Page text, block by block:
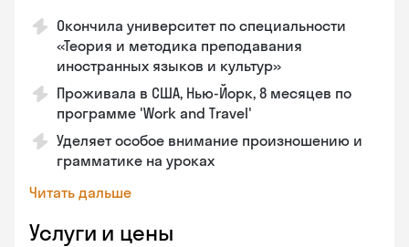
Окончила университет по специальности
«Теория и методика преподавания
иностранных языков и культур»
Проживала в США, Нью-Йорк, 8 месяцев по
программе 'Work and Travel'
Уделяет особое внимание произношению и
грамматике на уроках
Читать дальше
Услуги и цены